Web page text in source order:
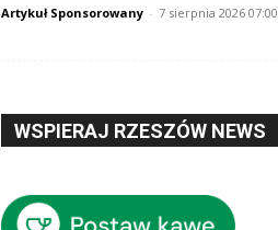
Artykuł Sponsorowany - 7 sierpnia 2026 07:00
WSPIERAJ RZESZÓW NEWS